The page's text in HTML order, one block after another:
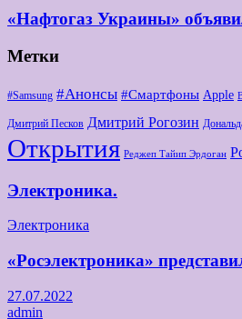
«Нафтогаз Украины»
Метки
#Samsung #Анонсы #Смартфоны Apple
Дмитрий Песков Дмитрий Рогозин
Открытия Реджеп Тайип Эрдоган
Электроника.
Электроника
«Росэлектроника»
27.07.2022
admin